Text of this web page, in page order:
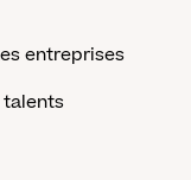
entreprises
talents